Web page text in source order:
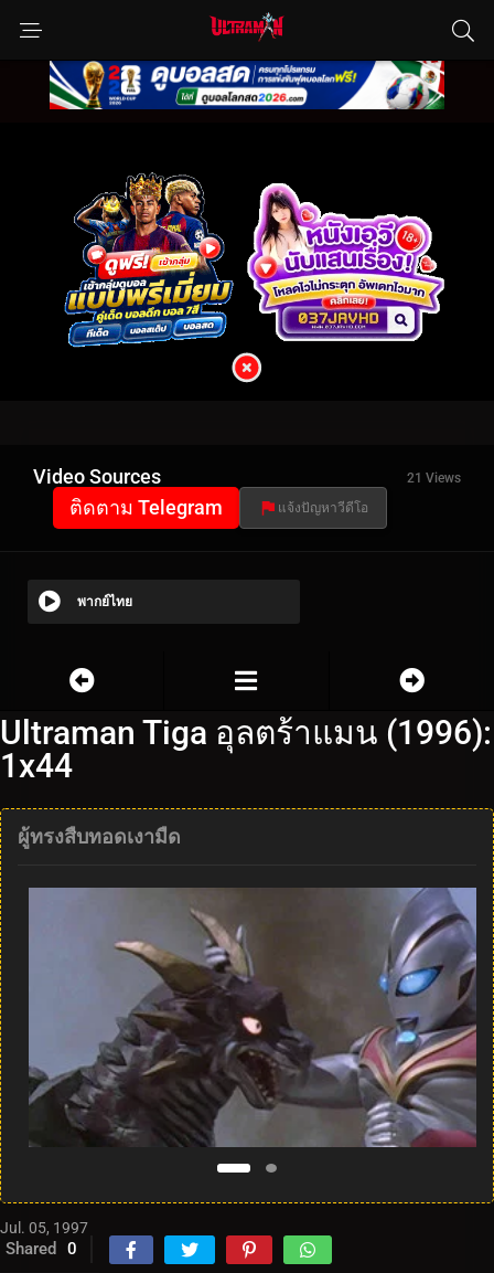
Video Sources 21 Views
ติดตาม Telegram แจ้งปัญหาวีดีโอ
พากย์ไทย
Ultraman Tiga อุลตร้าแมน (1996):
1x44
ผู้ทรงสืบทอดเงามืด
Jul. 05, 1997
Shared 0